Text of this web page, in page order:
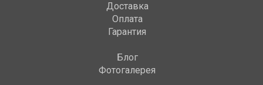
Доставка
Оплата
Гарантия
Блог
Фотогалерея